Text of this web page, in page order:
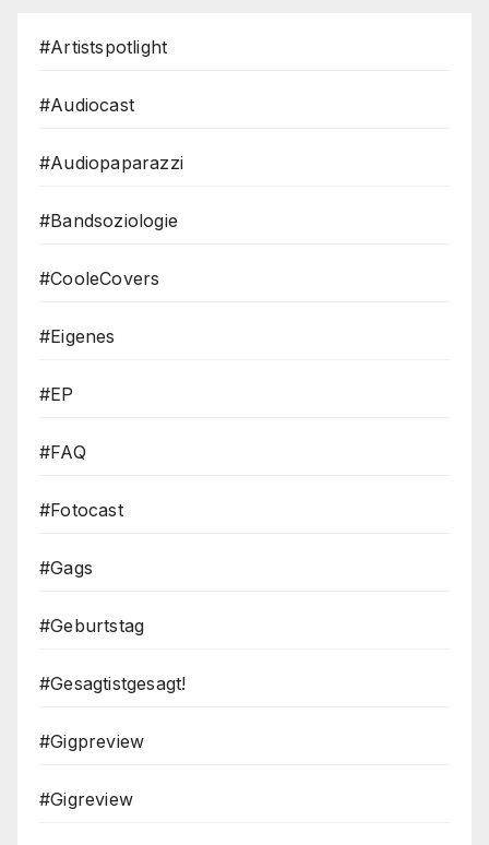
#Artistspotlight
#Audiocast
#Audiopaparazzi
#Bandsoziologie
#CooleCovers
#Eigenes
#EP
#FAQ
#Fotocast
#Gags
#Geburtstag
#Gesagtistgesagt!
#Gigpreview
#Gigreview